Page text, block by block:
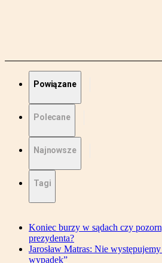
Powiązane
Polecane
Najnowsze
Tagi
Koniec burzy w sądach czy
prezydenta?
Jarosław Matras: Nie
wypadek”